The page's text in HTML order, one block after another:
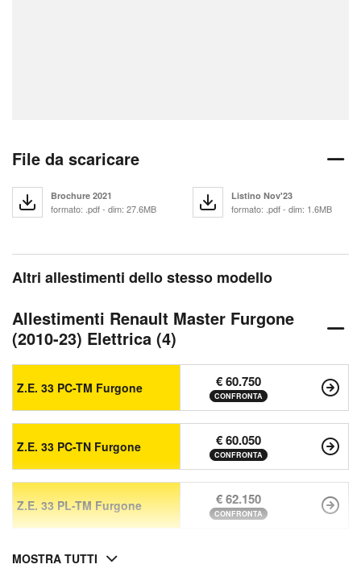
File da scaricare
Brochure 2021
formato: .pdf - dim: 27.6MB
Listino Nov'23
formato: .pdf - dim: 1.6MB
Altri allestimenti dello stesso modello
Allestimenti Renault Master Furgone
(2010-23) Elettrica (4)
Z.E. 33 PC-TM Furgone € 60.750
CONFRONTA
Z.E. 33 PC-TN Furgone € 60.050
CONFRONTA
Z.E. 33 PL-TM Furgone € 62.150
CONFRONTA
MOSTRA TUTTI